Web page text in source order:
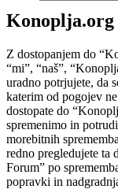
Z dostopanjem do
“mi”, “naš”,
uradno potrjujete, da
katerim od pogojev
dostopate do
spremenimo in
morebitnih
redno pregledujete ta
Forum” po
popravki in